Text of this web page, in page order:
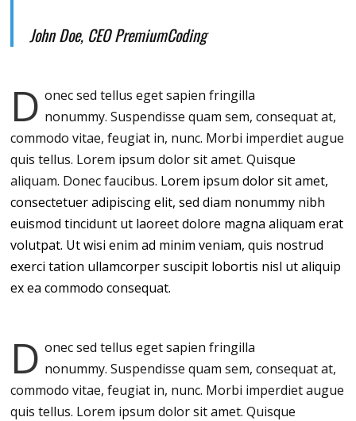
John Doe, CEO PremiumCoding
D onec sed tellus eget sapien fringilla
nonummy.Suspendisse quam sem, consequat at,
commodo vitae, feugiat in, nunc. Morbi imperdiet augue
quis tellus. Lorem ipsum dolor sit amet. Quisque
aliquam. Donec faucibus. Lorem ipsum dolor sit amet,
consectetuer adipiscing elit, sed diam nonummy nibh
euismod tincidunt ut laoreet dolore magna aliquam erat
volutpat. Ut wisi enim ad minim veniam, quis nostrud
exerci tation ullamcorper suscipit lobortis nisl ut aliquip
ex ea commodo consequat.
D onec sed tellus eget sapien fringilla
nonummy.Suspendisse quam sem, consequat at,
commodo vitae, feugiat in, nunc. Morbi imperdiet augue
quis tellus. Lorem ipsum dolor sit amet. Quisque